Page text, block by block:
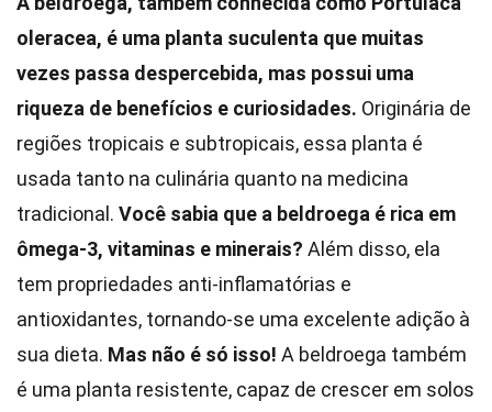
oleracea, é uma planta suculenta que muitas
vezes passa despercebida, mas possui uma
riqueza de benefícios e curiosidades. Originária de
regiões tropicais e subtropicais, essa planta é
usada tanto na culinária quanto na medicina
tradicional. Você sabia que a beldroega é rica em
ômega-3, vitaminas e minerais? Além disso, ela
tem propriedades anti-inflamatórias e
antioxidantes, tornando-se uma excelente adição à
sua dieta. Mas não é só isso! A beldroega também
é uma planta resistente, capaz de crescer em solos